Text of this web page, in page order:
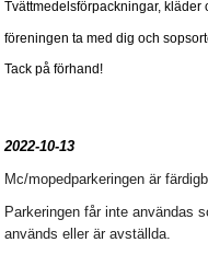
Tvättmedelsförpackningar, kläder
föreningen ta med dig och
Tack på förhand!
2022-10-13
Mc/mopedparkeringen är
Parkeringen får inte användas
används eller är avställda.